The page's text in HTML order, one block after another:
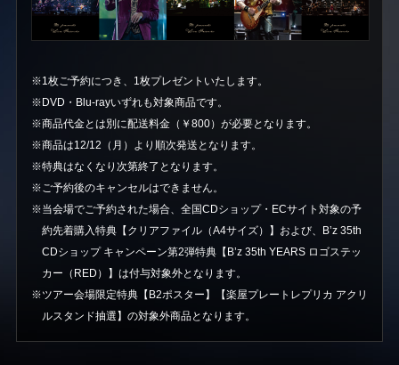
※1枚ご予約につき、1枚プレゼントいたします。
※DVD・Blu-rayいずれも対象商品です。
※商品代金とは別に配送料金（￥800）が必要となります。
※商品は12/12（月）より順次発送となります。
※特典はなくなり次第終了となります。
※ご予約後のキャンセルはできません。
※当会場でご予約された場合、全国CDショップ・ECサイト対象の予
約先着購入特典【クリアファイル（A4サイズ）】および、B’z 35th
CDショップ キャンペーン第2弾特典【B’z 35th YEARS ロゴステッ
カー（RED）】は付与対象外となります。
※ツアー会場限定特典【B2ポスター】【楽屋プレートレプリカ アクリ
ルスタンド抽選】の対象外商品となります。